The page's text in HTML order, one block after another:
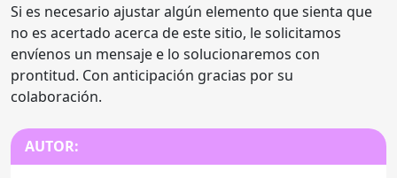
Si es necesario ajustar algún elemento que sienta que
no es acertado acerca de este sitio, le solicitamos
envíenos un mensaje e lo solucionaremos con
prontitud. Con anticipación gracias por su
colaboración.
AUTOR: